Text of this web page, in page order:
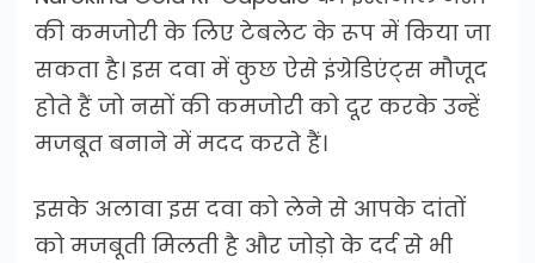
की कमजोरी के लिए टेबलेट के रूप में किया जा
सकता है। इस दवा में कुछ ऐसे इंग्रेडिएंट्स मौजूद
होते हैं जो नसों की कमजोरी को दूर करके उन्हें
मजबूत बनाने में मदद करते हैं।
इसके अलावा इस दवा को लेने से आपके दांतों
को मजबूती मिलती है और जोड़ो के दर्द से भी